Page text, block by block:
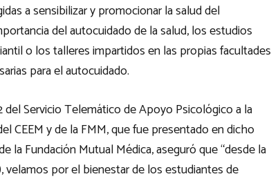
a sensibilizar y promocionar la salud del
del autocuidado de la salud, los estudios
o los talleres impartidos en las propias facultades
para el autocuidado.
Servicio Telemático de Apoyo Psicológico a la
CEEM y de la FMM, que fue presentado en dicho
la Fundación Mutual Médica, aseguró que “desde la
velamos por el bienestar de los estudiantes de